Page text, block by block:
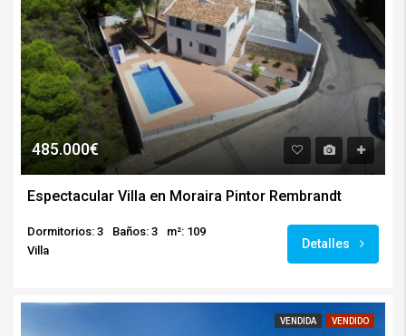
485.000€
Espectacular Villa en Moraira Pintor Rembrandt
Dormitorios: 3 Baños: 3
m²: 109
Villa
Detalles
VENDIDA VENDIDO